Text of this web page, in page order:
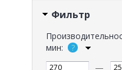
Фильтр
мин:
—